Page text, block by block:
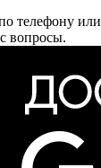
телефону
вопросы.